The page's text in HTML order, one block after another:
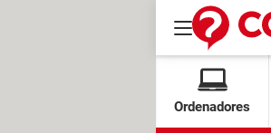
Ordenadores